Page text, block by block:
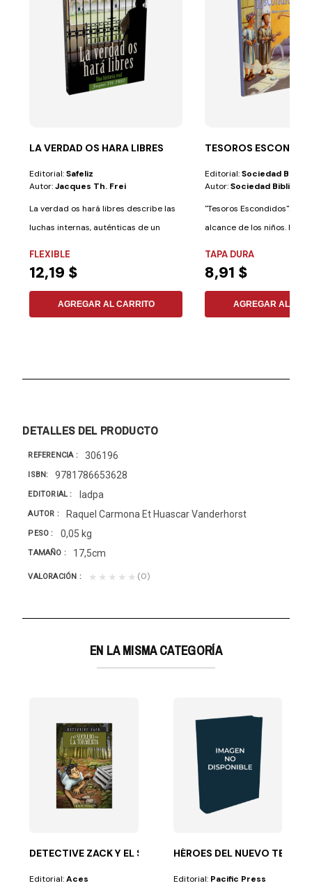
LA VERDAD OS HARA LIBRES
Editorial:Safeliz
Autor:Jacques Th. Frei
La verdad os hará libres describe las
luchas internas, auténticas de un
FLEXIBLE
12,19 $
AGREGAR AL CARRITO
TESOROS
Editorial:Sociedad Biblica
Autor:Sociedad Biblica
"Tesoros Escondidos". La
alcance de los niños. La
TAPA DURA
8,91 $
AGREGAR AL
DETALLES DEL PRODUCTO
REFERENCIA 306196
ISBN 9781786653628
EDITORIAL Iadpa
AUTOR Raquel Carmona Et Huascar Vanderhorst
PESO 0,05 kg
TAMAÑO 17,5cm
VALORACIÓN ★★★★★ (0)
EN LA MISMA CATEGORÍA
de 1782 en Pittsfield, Massachusetts...
DETECTIVE ZACK Y EL SECRETO EN LA TORMEN
Editorial:Aces
HÉROES DEL NUEVO
Editorial: Pacific Press